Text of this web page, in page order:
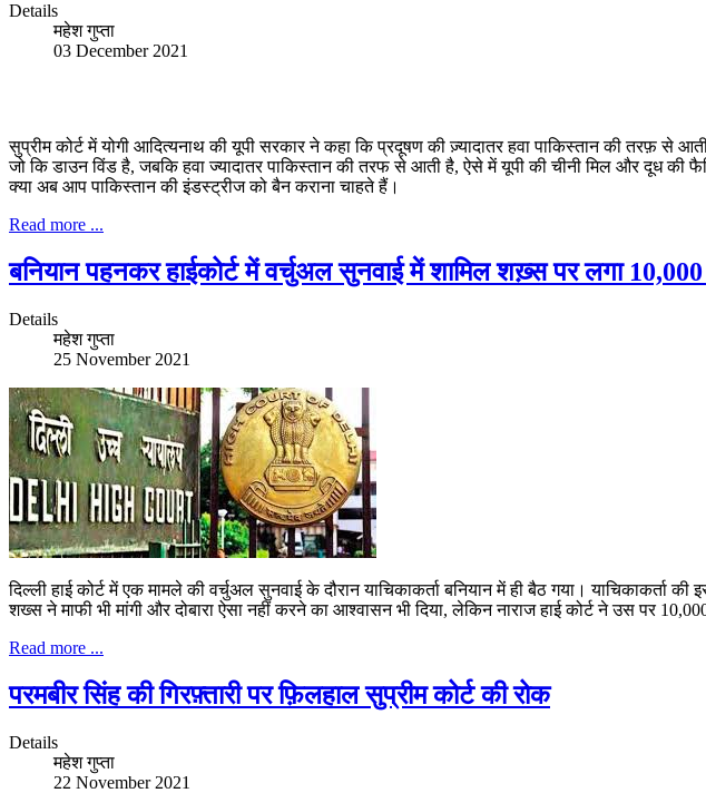
Details
महेश गुप्ता
03 December 2021
सुप्रीम कोर्ट में योगी आदित्यनाथ की यूपी सरकार ने कहा कि प्रदूषण की ज़्यादातर हवा पाकिस्तान की तरफ़
जो कि डाउन विंड है, जबकि हवा ज्यादातर पाकिस्तान की तरफ से आती है, ऐसे में यूपी की चीनी मिल और दूध की
क्या अब आप पाकिस्तान की इंडस्ट्रीज को बैन कराना चाहते हैं।
Read more ...
बनियान पहनकर हाईकोर्ट में वर्चुअल सुनवाई में शामिल शख़्स पर लगा 10,000
Details
महेश गुप्ता
25 November 2021
दिल्ली हाई कोर्ट में एक मामले की वर्चुअल सुनवाई के दौरान याचिकाकर्ता बनियान में ही बैठ गया।
शख्स ने माफी भी मांगी और दोबारा ऐसा नहीं करने का आश्वासन भी दिया, लेकिन नाराज हाई कोर्ट ने उस पर
Read more ...
परमबीर सिंह की गिरफ़्तारी पर फ़िलहाल सुप्रीम कोर्ट की रोक
Details
महेश गुप्ता
22 November 2021